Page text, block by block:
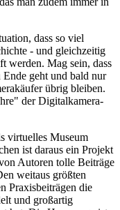
dass so viel
- und gleichzeitig
werden. Mag sein, dass
geht und bald nur
übrig bleiben.
der Digitalkamera-
virtuelles Museum
ist daraus ein Projekt
Autoren tolle Beiträge
weitaus größten
Praxisbeiträgen die
und großartig